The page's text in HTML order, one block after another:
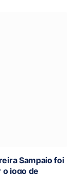
Sampaio foi
o jogo de